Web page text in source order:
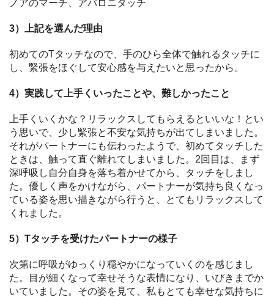
ノアのマーチ、アバロニタッチ
3）上記を選んだ理由
初めてのTタッチなので、手のひら全体で触れるタッチに
し、緊張をほぐして安心感を与えたいと思ったから。
4）実践して上手くいったことや、難しかったこと
上手くいくかな？リラックスしてもらえるといいな！とい
う思いで、少し緊張と不安な気持ちが出てしまいました。
それがパートナーにも伝わったようで、初めてタッチした
ときは、触って直ぐ離れてしまいました。2回目は、まず
深呼吸し自分自身を落ち着かせてから、タッチをしまし
た。優しく声をかけながら、パートナーが気持ち良くなっ
ている姿を思い描きながら行うと、とてもリラックスして
くれました。
5）Tタッチを受けたパートナーの様子
次第に呼吸がゆっくり穏やかになっていくのを感じまし
た。目が細くなって幸せそうな表情になり、いびきまでか
いていました。その姿を見て、私もとても幸せな気持ちに